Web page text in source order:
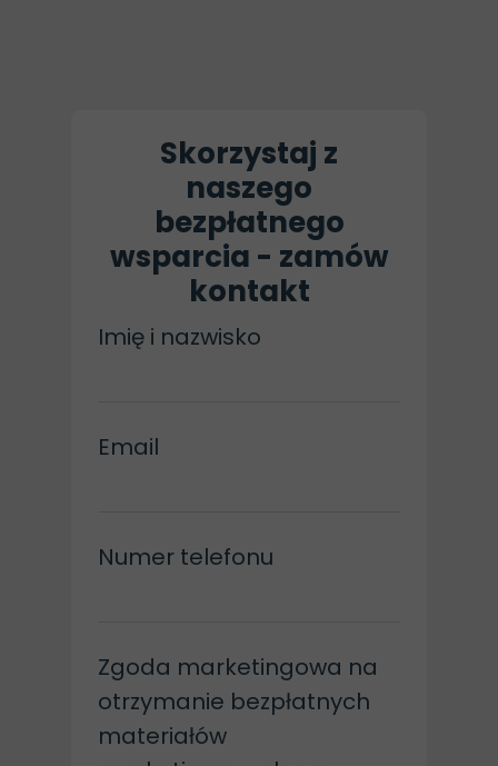
Skorzystaj z
naszego
bezpłatnego
wsparcia - zamów
kontakt
Imię i nazwisko
Email
Numer telefonu
Zgoda marketingowa na
otrzymanie bezpłatnych
materiałów